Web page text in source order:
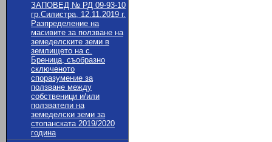
ЗАПОВЕД № РД 09-93-10
гр.Силистра, 12.11.2019 г.
Разпределение на
масивите за ползване на
земеделските земи в
землището на с.
Бреница, съобразно
сключеното
споразумение за
ползване между
собственици и/или
ползватели на
земеделски земи за
стопанската 2019/2020
година